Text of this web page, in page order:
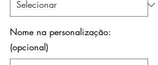
Nome na personalização:
(opcional)